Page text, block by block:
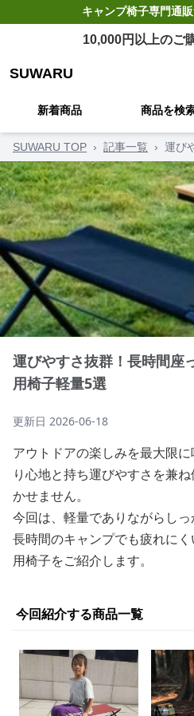
キャンプ椅子専門通
10,000円以上のご
SUWARU
新着商品 商品を検
SUWARU TOP › 記事一覧 › 運び
運びやすさ抜群！長時間座
用椅子軽量5選
更新日 2026-06-18
アウトドアの楽しみを最大限
り心地と持ち運びやすさを兼
かせません。
今回は、軽量でありながらしっ
長時間のキャンプでも疲れに
用椅子をご紹介します。
今回紹介する商品一覧